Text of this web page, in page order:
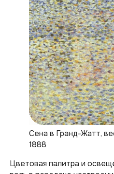
Сена в Гранд-Жатт,
1888
Цветовая палитра и